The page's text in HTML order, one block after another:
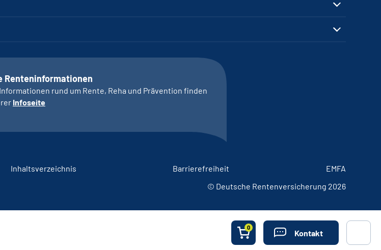
0
Kontakt
Renteninformationen
rund um Rente, Reha und Prävention finden
Infoseite
Inhaltsverzeichnis Barrierefreiheit
EMFA
© Deutsche Rentenversicherung 2026